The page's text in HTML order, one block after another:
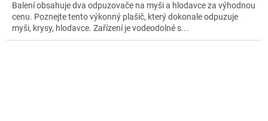
Balení obsahuje dva odpuzovače na myši a hlodavce za výhodnou
cenu. Poznejte tento výkonný plašič, který dokonale odpuzuje
myši, krysy, hlodavce. Zařízení je vodeodolné s...